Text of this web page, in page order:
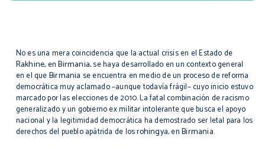
No es una mera coincidencia que la actual crisis en el Estado de
Rakhine, enBirmania, se haya desarrollado en un contexto general
en el queBirmania se encuentra en medio de un proceso de reforma
democrática muy aclamado –aunque todavía frágil– cuyo inicio estuvo
marcado por las elecciones de 2010. La fatal combinación de racismo
generalizado y un gobierno ex militar intolerante que busca el apoyo
nacional y la legitimidad democrática ha demostrado ser letal para los
derechos del pueblo apátrida de losrohingya, enBirmania.